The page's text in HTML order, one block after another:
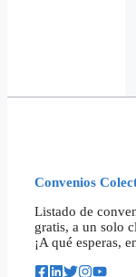
Convenios
Listado de
gratis, a un solo
¡A qué esperas,